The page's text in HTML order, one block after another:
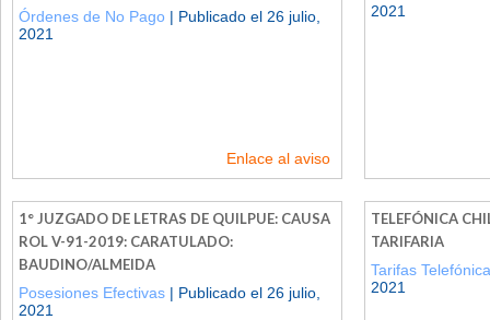
Órdenes de No Pago | Publicado el 26 julio,
2021
Enlace al aviso
2021
1° JUZGADO DE LETRAS DE QUILPUE: CAUSA
ROL V-91-2019: CARATULADO:
BAUDINO/ALMEIDA
Posesiones Efectivas | Publicado el 26 julio,
2021
TELEFÓNICA
TARIFARIA
Tarifas
2021